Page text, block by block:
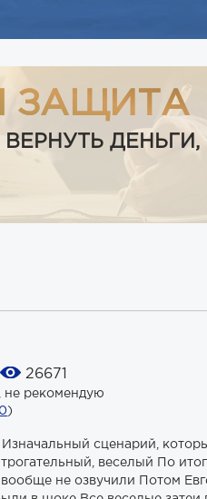
ЗАЩИТА
ДЕНЬГИ,
26671
не рекомендую
0)
сценарий,
веселый По
не озвучили Потом